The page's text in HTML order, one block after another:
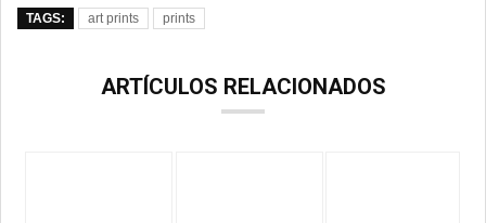
TAGS: art prints prints
ARTÍCULOS RELACIONADOS